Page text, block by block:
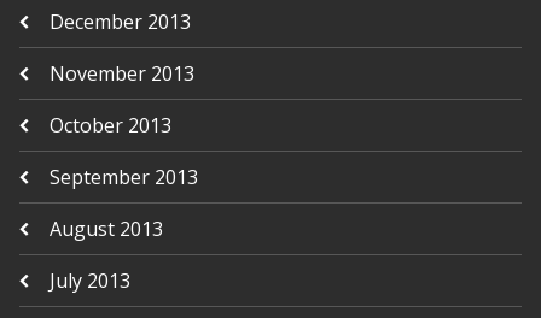
December 2013
November 2013
October 2013
September 2013
August 2013
July 2013